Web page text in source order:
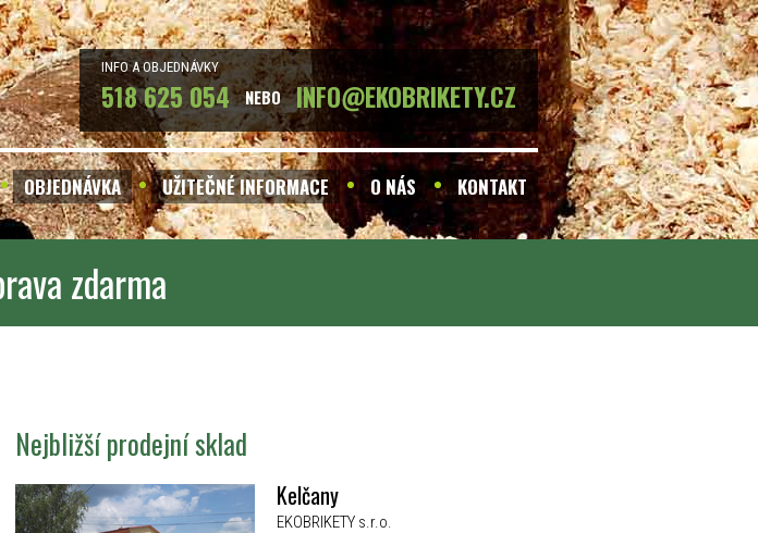
INFO A OBJEDNÁVKY
518 625 054 NEBO INFO@EKOBRIKETY.CZ
OBJEDNÁVKA UŽITEČNÉ INFORMACE O NÁS KONTAKT
zdarma
Nejbližší prodejní sklad
Kelčany
EKOBRIKETY s.r.o.